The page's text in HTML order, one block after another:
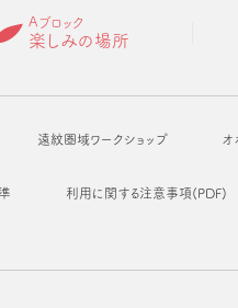
Aブロック
楽しみの場所
遠紋圏域ワークショップ オ
利用に関する注意事項(PDF)